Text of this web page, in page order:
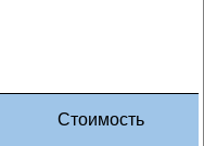
Стоимость